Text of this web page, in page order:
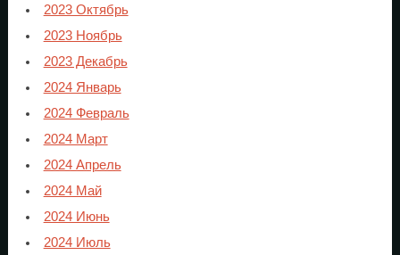
2023 Октябрь
2023 Ноябрь
2023 Декабрь
2024 Январь
2024 Февраль
2024 Март
2024 Апрель
2024 Май
2024 Июнь
2024 Июль